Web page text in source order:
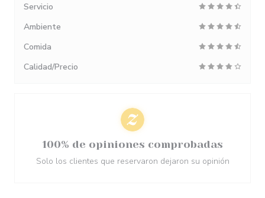
Servicio
Ambiente
Comida
Calidad/Precio
100% de opiniones comprobadas
Solo los clientes que reservaron dejaron su opinión